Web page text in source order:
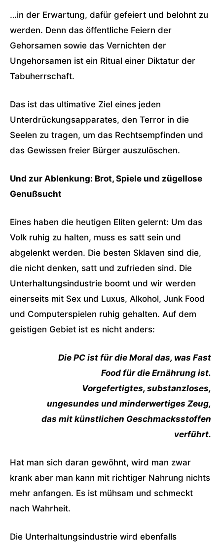
…in der Erwartung, dafür gefeiert und belohnt zu
werden. Denn das öffentliche Feiern der
Gehorsamen sowie das Vernichten der
Ungehorsamen ist ein Ritual einer Diktatur der
Tabuherrschaft.
Das ist das ultimative Ziel eines jeden
Unterdrückungsapparates, den Terror in die
Seelen zu tragen, um das Rechtsempfinden und
das Gewissen freier Bürger auszulöschen.
Und zur Ablenkung: Brot, Spiele und zügellose
Genußsucht
Eines haben die heutigen Eliten gelernt: Um das
Volk ruhig zu halten, muss es satt sein und
abgelenkt werden. Die besten Sklaven sind die,
die nicht denken, satt und zufrieden sind. Die
Unterhaltungsindustrie boomt und wir werden
einerseits mit Sex und Luxus, Alkohol, Junk Food
und Computerspielen ruhig gehalten. Auf dem
geistigen Gebiet ist es nicht anders:
Die PC ist für die Moral das, was Fast
Food für die Ernährung ist.
Vorgefertigtes, substanzloses,
ungesundes und minderwertiges Zeug,
das mit künstlichen Geschmacksstoffen
verführt.
Hat man sich daran gewöhnt, wird man zwar
krank aber man kann mit richtiger Nahrung nichts
mehr anfangen. Es ist mühsam und schmeckt
nach Wahrheit.
Die Unterhaltungsindustrie wird ebenfalls